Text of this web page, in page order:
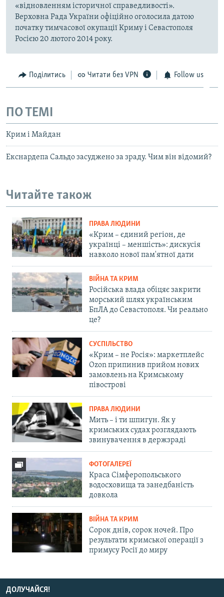
«відновленням історичної справедливості».
Верховна Рада України офіційно оголосила датою
початку тимчасової окупації Криму і Севастополя
Росією 20 лютого 2014 року.
Поділитись Читати без VPN Follow us
ПО ТЕМІ
Крим і Майдан
Екснардепа Сальдо засуджено за зраду. Чим він відомий?
Читайте також
ПРАВА ЛЮДИНИ
«Крим – єдиний регіон, де
українці – меншість»: дискусія
навколо нової пам'ятної дати
ВІЙНА ТА КРИМ
Російська влада обіцяє закрити
морський шлях українським
БпЛА до Севастополя. Чи реально
це?
СУСПІЛЬСТВО
«Крим – не Росія»: маркетплейс
Ozon припинив прийом нових
замовлень на Кримському
півострові
ПРАВА ЛЮДИНИ
Мить – і ти шпигун. Як у
кримських судах розглядають
звинувачення в держзраді
ФОТОГАЛЕРЕЇ
Краса Сімферопольського
водосховища та занедбаність
довкола
ВІЙНА ТА КРИМ
Сорок днів, сорок ночей. Про
результати кримської операції з
примусу Росії до миру
ДОЛУЧАЙСЯ!